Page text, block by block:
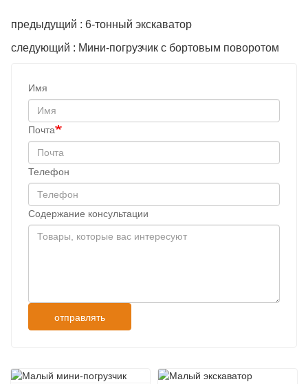
предыдущий : 6-тонный экскаватор
следующий : Мини-погрузчик с бортовым поворотом
Имя
Почта
Телефон
Содержание консультации
отправлять